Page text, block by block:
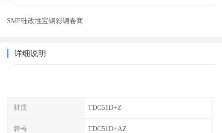
SMP硅改性宝钢彩钢卷商
详细说明
材质 TDC51D+Z
牌号 TDC51D+AZ